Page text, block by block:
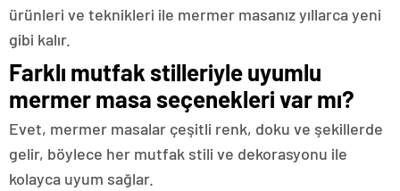
ürünleri ve teknikleri ile mermer masanız yıllarca yeni
gibi kalır.
Farklı mutfak stilleriyle uyumlu
mermer masa seçenekleri var mı?
Evet, mermer masalar çeşitli renk, doku ve şekillerde
gelir, böylece her mutfak stili ve dekorasyonu ile
kolayca uyum sağlar.